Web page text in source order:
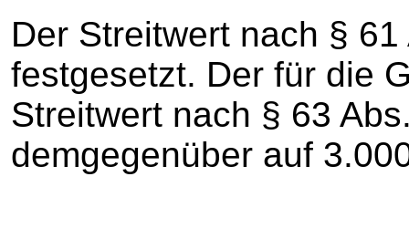
Der Streitwert nach §
festgesetzt. Der für die
Streitwert nach § 63
demgegenüber auf